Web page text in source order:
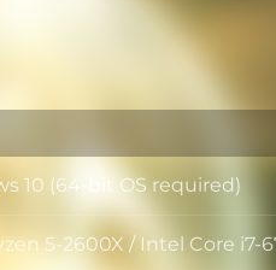
10 (64-bit OS required)
5-2600X / Intel Core i7-